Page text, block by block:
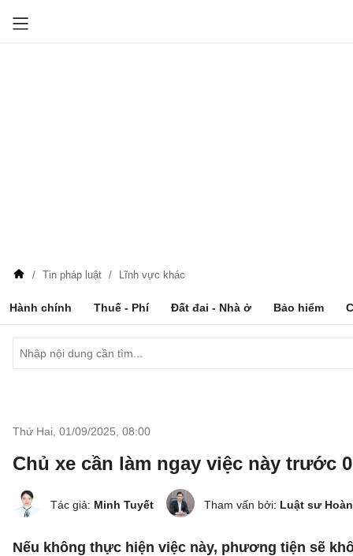
Tin pháp luật Lĩnh vực khác
Hành chính Thuế - Phí Đất đai - Nhà ở Bảo hiểm
Thứ Hai, 01/09/2025 08:00
Chủ xe cần làm ngay việc này trước
Tác giả: Minh Tuyết Tham vấn bởi: Luật sư
Nếu không thực hiện việc này, phương tiện sẽ